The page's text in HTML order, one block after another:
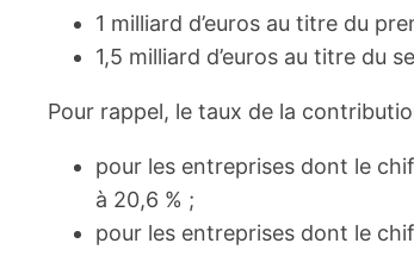
1 milliard d’euros au titre du
1,5 milliard d’euros au titre du
Pour rappel, le taux de la
pour les entreprises dont le
à 20,6 % ;
pour les entreprises dont le